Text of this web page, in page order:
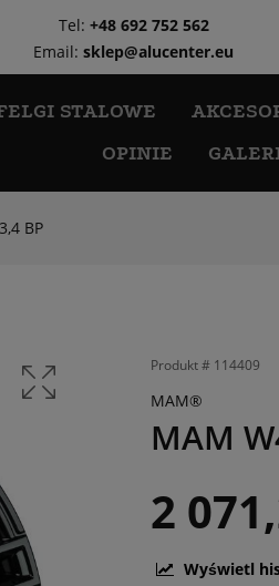
Tel: +48 692 752 562
Email:sklep@alucenter.eu
STALOWE
OPINIE
BP
Produkt # 114409
MAM®
MAM
2
Wyświetl